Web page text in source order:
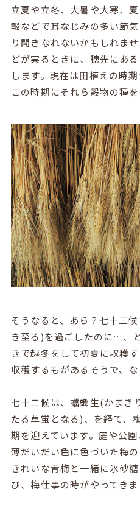
立夏や立冬、大暑や大寒、
報などで耳なじみの多い節
り聞きなれないかもしれま
どが実るときに、穂先にあ
します。現在は田植えの時
この時期にそれら穀物の種
そうなると、あら？七十二
き至る)を過ごしたのに…、
きで越冬をして初夏に収穫
収穫するもがあるそうで、な
七十二候は、蟷螂生(かまき
たる草蛍となる)、を経て、
期を迎えています。庭や公
薄だいだい色に色づいた梅
きれいな青梅と一緒に氷砂
び、梅仕事の時がやってきま